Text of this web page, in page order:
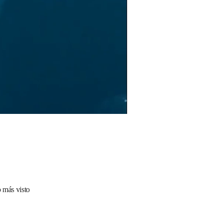
más visto